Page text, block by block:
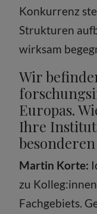
Konkurrenz
Strukturen
wirksam
Wir
Europas.
Ihre
Martin Korte:
zu
Fachgebiets.